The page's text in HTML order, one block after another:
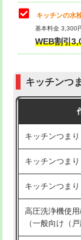
用（追加）/3ｍ
給水管工事※
管・ポリ管・
管・ポリ管・
排水管工事（
排水管工事（
排水管工事（
マス交換（土
マス交換（深
お風呂タンク
その他部品の
式・ワンホー
交換・取付(排
持込商品取付
キッチンの水
基本料金 3,300
WEB割引
キッチンつ
キッチンつまり
キッチンつまり
キッチンつまり
高圧洗浄機使
（一般向け（